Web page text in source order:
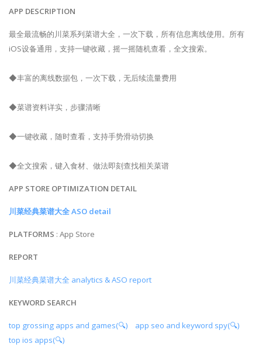
APP DESCRIPTION
最全最流畅的川菜系列菜谱大全，一次下载，所有信息离线使用。所有
iOS设备通用，支持一键收藏，摇一摇随机查看，全文搜索。
◆丰富的离线数据包，一次下载，无后续流量费用
◆菜谱资料详实，步骤清晰
◆一键收藏，随时查看，支持手势滑动切换
◆全文搜索，键入食材、做法即刻查找相关菜谱
APP STORE OPTIMIZATION DETAIL
川菜经典菜谱大全 ASO detail
PLATFORMS : App Store
REPORT
川菜经典菜谱大全 analytics & ASO report
KEYWORD SEARCH
top grossing apps and games(🔍)
app seo and keyword spy(🔍)
top ios apps(🔍)